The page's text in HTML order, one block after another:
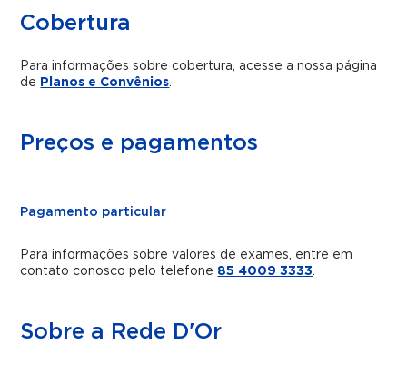
Cobertura
Para informações sobre cobertura, acesse a nossa página
de Planos e Convênios.
Preços e pagamentos
Pagamento particular
Para informações sobre valores de exames, entre em
contato conosco pelo telefone 85 4009 3333.
Sobre a Rede D'Or